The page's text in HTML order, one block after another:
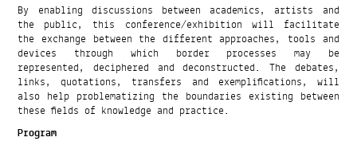
By enabling discussions between academics, artists and
the public, this conference/exhibition will facilitate
the exchange between the different approaches, tools and
devices through which border processes may be
represented, deciphered and deconstructed. The debates,
links, quotations, transfers and exemplifications, will
also help problematizing the boundaries existing between
these fields of knowledge and practice.
Program